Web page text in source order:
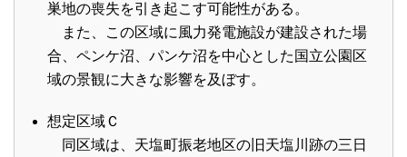
巣地の喪失を引き起こす可能性がある。
また、この区域に風力発電施設が建設された場
合、ペンケ沼、パンケ沼を中心とした国立公園区
域の景観に大きな影響を及ぼす。
想定区域Ｃ
同区域は、天塩町振老地区の旧天塩川跡の三日